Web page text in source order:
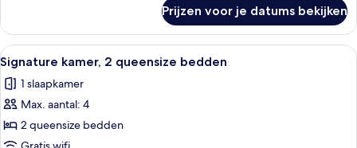
rolstoelgebruikers,
op
de
hoek
laden
kamer,
kingsize
bed,
toegankelijk
voor
op
de
Prijzen voor je datums bekijken
Alle
foto's
voor
Signature
kamer,
Signature kamer, 2 queensize
6
Signature kamer, 2 queensize bedden
1 slaapkamer
Max. aantal: 4
2 queensize bedden